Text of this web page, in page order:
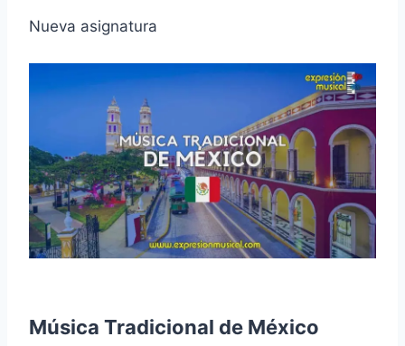
Nueva asignatura
Música Tradicional de México